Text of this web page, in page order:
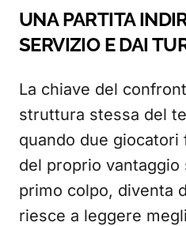
UNA PARTITA
SERVIZIO E DAI
La chiave del
struttura stessa del
quando due giocatori
del proprio
primo colpo, diventa
riesce a leggere